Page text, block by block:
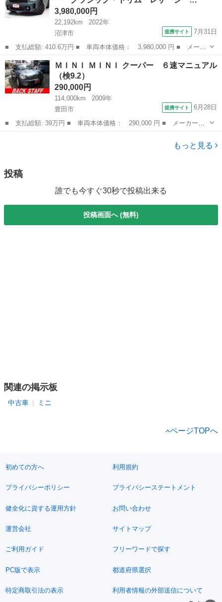
3,980,000円
22,192km
2022年
沼津市
提携サイト 7月31日
■ 支払総額: 410.6万円 ■ 車両本体価格： 3,980,000 円 ■ メーカ
ー名： ＭＩＮＩ ■ 車種名： ＭＩＮＩ ■ グレード名： クーパ
ーＤ クロスオーバー クラシック・トリム レザーシートＰＫＧ
レザーチ...
静岡 沼津市
ＭＩＮＩ ＭＩＮＩ クーパー ６速マニュアル
（検9.2）
290,000円
114,000km
2009年
豊田市
提携サイト 6月28日
■ 支払総額: 39万円 ■ 車両本体価格： 290,000 円 ■ メーカー
名： ＭＩＮＩ ■ 車種名： ＭＩＮＩ ■ グレード名： クーパ
ー ６速マニュアル ■ 排気量： 1600cc ■ ドア枚数： 3D ■ ミ
もっと見る
投稿
誰でも今すぐ30秒で投稿出来る
投稿画面へ (無料)
関連の掲示板
中古車 ミニ
ページTOPへ
初めての方へ 利用規約
プライバシーポリシー プライバシーステートメント
健全化に資する運用方針 お問い合わせ
運営会社 サイトマップ
ご利用ガイド フリーワードで探す
PC版で表示 都道府県選択
特定商取引法の表示 利用者情報の外部送信について